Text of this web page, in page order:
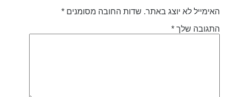
לא יוצג באתר. שדות החובה מסומנים*
שלך*